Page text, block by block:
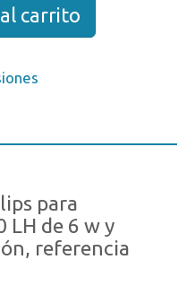
carrito
para
LH de 6 w y
referencia